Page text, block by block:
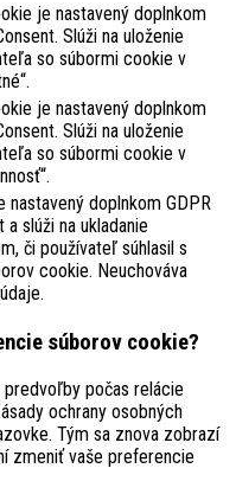
je nastavený doplnkom
Slúži na uloženie
so súbormi cookie v
je nastavený doplnkom
Slúži na uloženie
so súbormi cookie v
nastavený doplnkom GDPR
a slúži na ukladanie
či používateľ súhlasil s
cookie. Neuchováva
súborov cookie?
počas relácie
ochrany osobných
Tým sa znova zobrazí
zmeniť vaše preferencie